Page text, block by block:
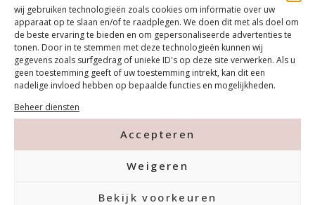
wij gebruiken technologieën zoals cookies om informatie over uw
apparaat op te slaan en/of te raadplegen. We doen dit met als doel om
de beste ervaring te bieden en om gepersonaliseerde advertenties te
tonen. Door in te stemmen met deze technologieën kunnen wij
gegevens zoals surfgedrag of unieke ID's op deze site verwerken. Als u
geen toestemming geeft of uw toestemming intrekt, kan dit een
nadelige invloed hebben op bepaalde functies en mogelijkheden.
Beheer diensten
Accepteren
Weigeren
Bekijk voorkeuren
Contact
Tanthofdreef 7 2623 EW Delft